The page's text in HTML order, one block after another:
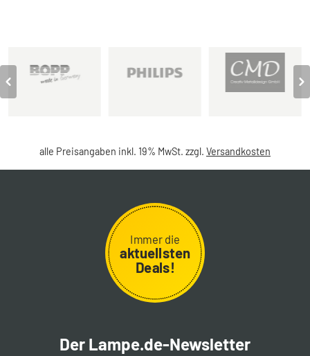
alle Preisangaben inkl. 19% MwSt. zzgl. Versandkosten
Immer die
aktuellsten
Deals!
Der Lampe.de-Newsletter